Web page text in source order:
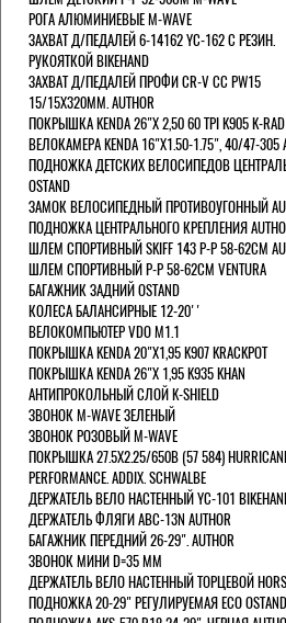
РОГА АЛЮМИНИЕВЫЕ M-WAVE
ЗАХВАТ Д/ПЕДАЛЕЙ 6-14162 YC-162 С РЕЗИН.
РУКОЯТКОЙ BIKEHAND
ЗАХВАТ Д/ПЕДАЛЕЙ ПРОФИ CR-V CC PW15
15/15X320ММ. AUTHOR
ПОКРЫШКА KENDA 26"Х 2,50 60 TPI K905 K-RAD
ВЕЛОКАМЕРА KENDA 16"Х1.50-1.75", 40/47-305
ПОДНОЖКА ДЕТСКИХ ВЕЛОСИПЕДОВ
OSTAND
ЗАМОК ВЕЛОСИПЕДНЫЙ ПРОТИВОУГОННЫЙ
ПОДНОЖКА ЦЕНТРАЛЬНОГО КРЕПЛЕНИЯ
ШЛЕМ СПОРТИВНЫЙ SKIFF 143 Р-Р 58-62СМ
ШЛЕМ СПОРТИВНЫЙ Р-Р 58-62СМ VENTURA
БАГАЖНИК ЗАДНИЙ OSTAND
КОЛЕСА БАЛАНСИРНЫЕ 12-20''
ВЕЛОКОМПЬЮТЕР VDO M1.1
ПОКРЫШКА KENDA 20"Х1,95 K907 KRACKPOT
ПОКРЫШКА KENDA 26"Х 1,95 K935 KHAN
АНТИПРОКОЛЬНЫЙ СЛОЙ K-SHIELD
ЗВОНОК M-WAVE ЗЕЛЕНЫЙ
ЗВОНОК РОЗОВЫЙ M-WAVE
ПОКРЫШКА 27.5X2.25/650B (57 584)
PERFORMANCE. ADDIX. SCHWALBE
ДЕРЖАТЕЛЬ ВЕЛО НАСТЕННЫЙ YC-101
ДЕРЖАТЕЛЬ ФЛЯГИ ABC-13N AUTHOR
БАГАЖНИК ПЕРЕДНИЙ 26-29". AUTHOR
ЗВОНОК МИНИ D=35 ММ
ДЕРЖАТЕЛЬ ВЕЛО НАСТЕННЫЙ ТОРЦЕВОЙ
ПОДНОЖКА 20-29" РЕГУЛИРУЕМАЯ ECO OSTAND